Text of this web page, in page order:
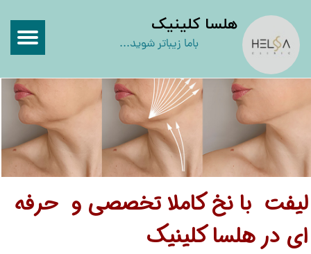
باما زیباتر شوید...
​هلسا کلینیک
لیفت با نخ کاملا تخصصی و حرفه
ای در هلسا کلینیک